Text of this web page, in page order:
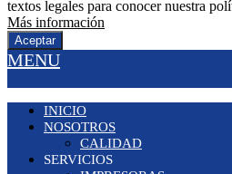
textos legales para conocer nuestra
Más información
Aceptar
MENU
INICIO
NOSOTROS
CALIDAD
SERVICIOS